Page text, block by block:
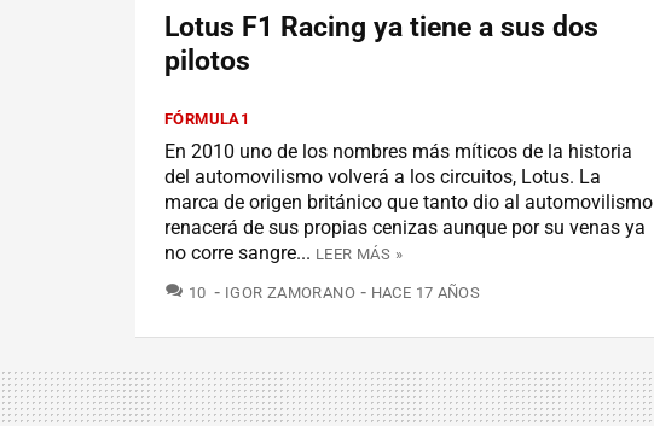
Lotus F1 Racing ya tiene a sus dos
pilotos
FÓRMULA1
En 2010 uno de los nombres más míticos de la historia
del automovilismo volverá a los circuitos, Lotus. La
marca de origen británico que tanto dio al automovilismo
renacerá de sus propias cenizas aunque por su venas ya
no corre sangre... LEER MÁS »
10 COMENTARIOS
IGOR ZAMORANO HACE 17 AÑOS